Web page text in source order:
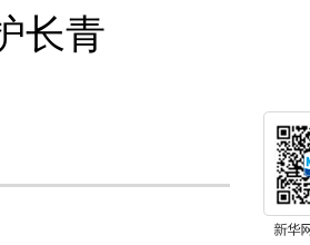
长青